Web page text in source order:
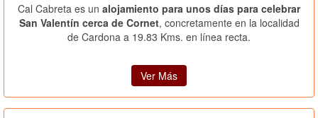
Cal Cabreta es un alojamiento para unos días para celebrar
San Valentín cerca de Cornet, concretamente en la localidad
de Cardona a 19.83 Kms. en línea recta.
Ver Más